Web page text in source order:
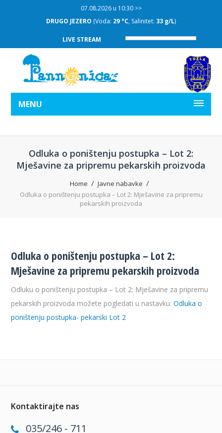
07.08.2026 u 10:30 >>
DRUGO JEZERO (Voda: 29 °C, Salinitet: 33 g/L)
LIVE STREAM
MENU
Odluka o poništenju postupka – Lot 2:
Mješavine za pripremu pekarskih proizvoda
Home
Javne nabavke
Odluka o poništenju postupka – Lot 2: Mješavine za pripremu
pekarskih proizvoda
Odluka o poništenju postupka – Lot 2:
Mješavine za pripremu pekarskih proizvoda
Odluku o poništenju postupka – Lot 2: Mješavine za pripremu
pekarskih proizvoda možete pogledati u nastavku:Odluka o
poništenju postupka- pekarski Lot 2
Kontaktirajte nas
035/246 - 711